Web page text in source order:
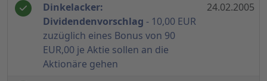
Dinkelacker:
Dividendenvorschlag - 10,00 EUR
zuzüglich eines Bonus von 90
EUR,00 je Aktie sollen an die
Aktionäre gehen
24.02.2005